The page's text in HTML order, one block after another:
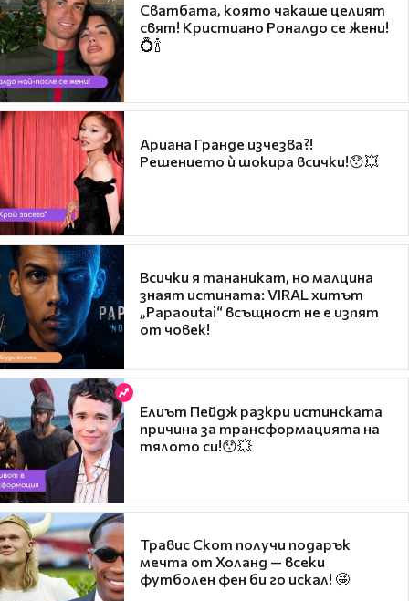
Сватбата, която чакаше целият
свят! Кристиано Роналдо се жени!
💍🍾
Ариана Гранде изчезва?!
Решението ѝ шокира всички!😯💥
Всички я тананикат, но малцина
знаят истината: VIRAL хитът
„Papaoutai“ всъщност не е изпят
от човек!
Елиът Пейдж разкри истинската
причина за трансформацията на
тялото си!😯💥
Травис Скот получи подарък
мечта от Холанд — всеки
футболен фен би го искал! 🤩